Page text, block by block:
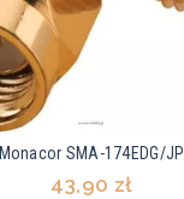
Monacor SMA-174EDG/JP
43,90 zł